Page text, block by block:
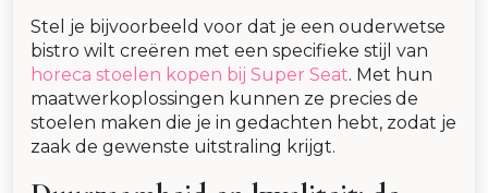
Stel je bijvoorbeeld voor dat je een ouderwetse
bistro wilt creëren met een specifieke stijl van
horeca stoelen kopen bij Super Seat. Met hun
maatwerkoplossingen kunnen ze precies de
stoelen maken die je in gedachten hebt, zodat je
zaak de gewenste uitstraling krijgt.